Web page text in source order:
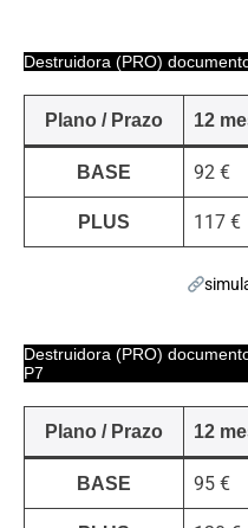
Destruidora (PRO)
Plano / Prazo 12
BASE 92 €
PLUS 117 €
Destruidora (PRO)
P7
Plano / Prazo 12
BASE 95 €